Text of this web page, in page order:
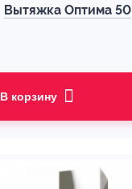
Вытяжка Оптима 50
В корзину